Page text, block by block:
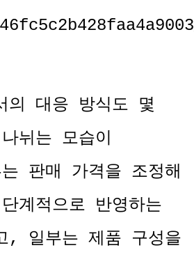
의 대응 방식도 몇
뉘는 모습이
판매 가격을 조정해
계적으로 반영하는
, 일부는 제품 구성을